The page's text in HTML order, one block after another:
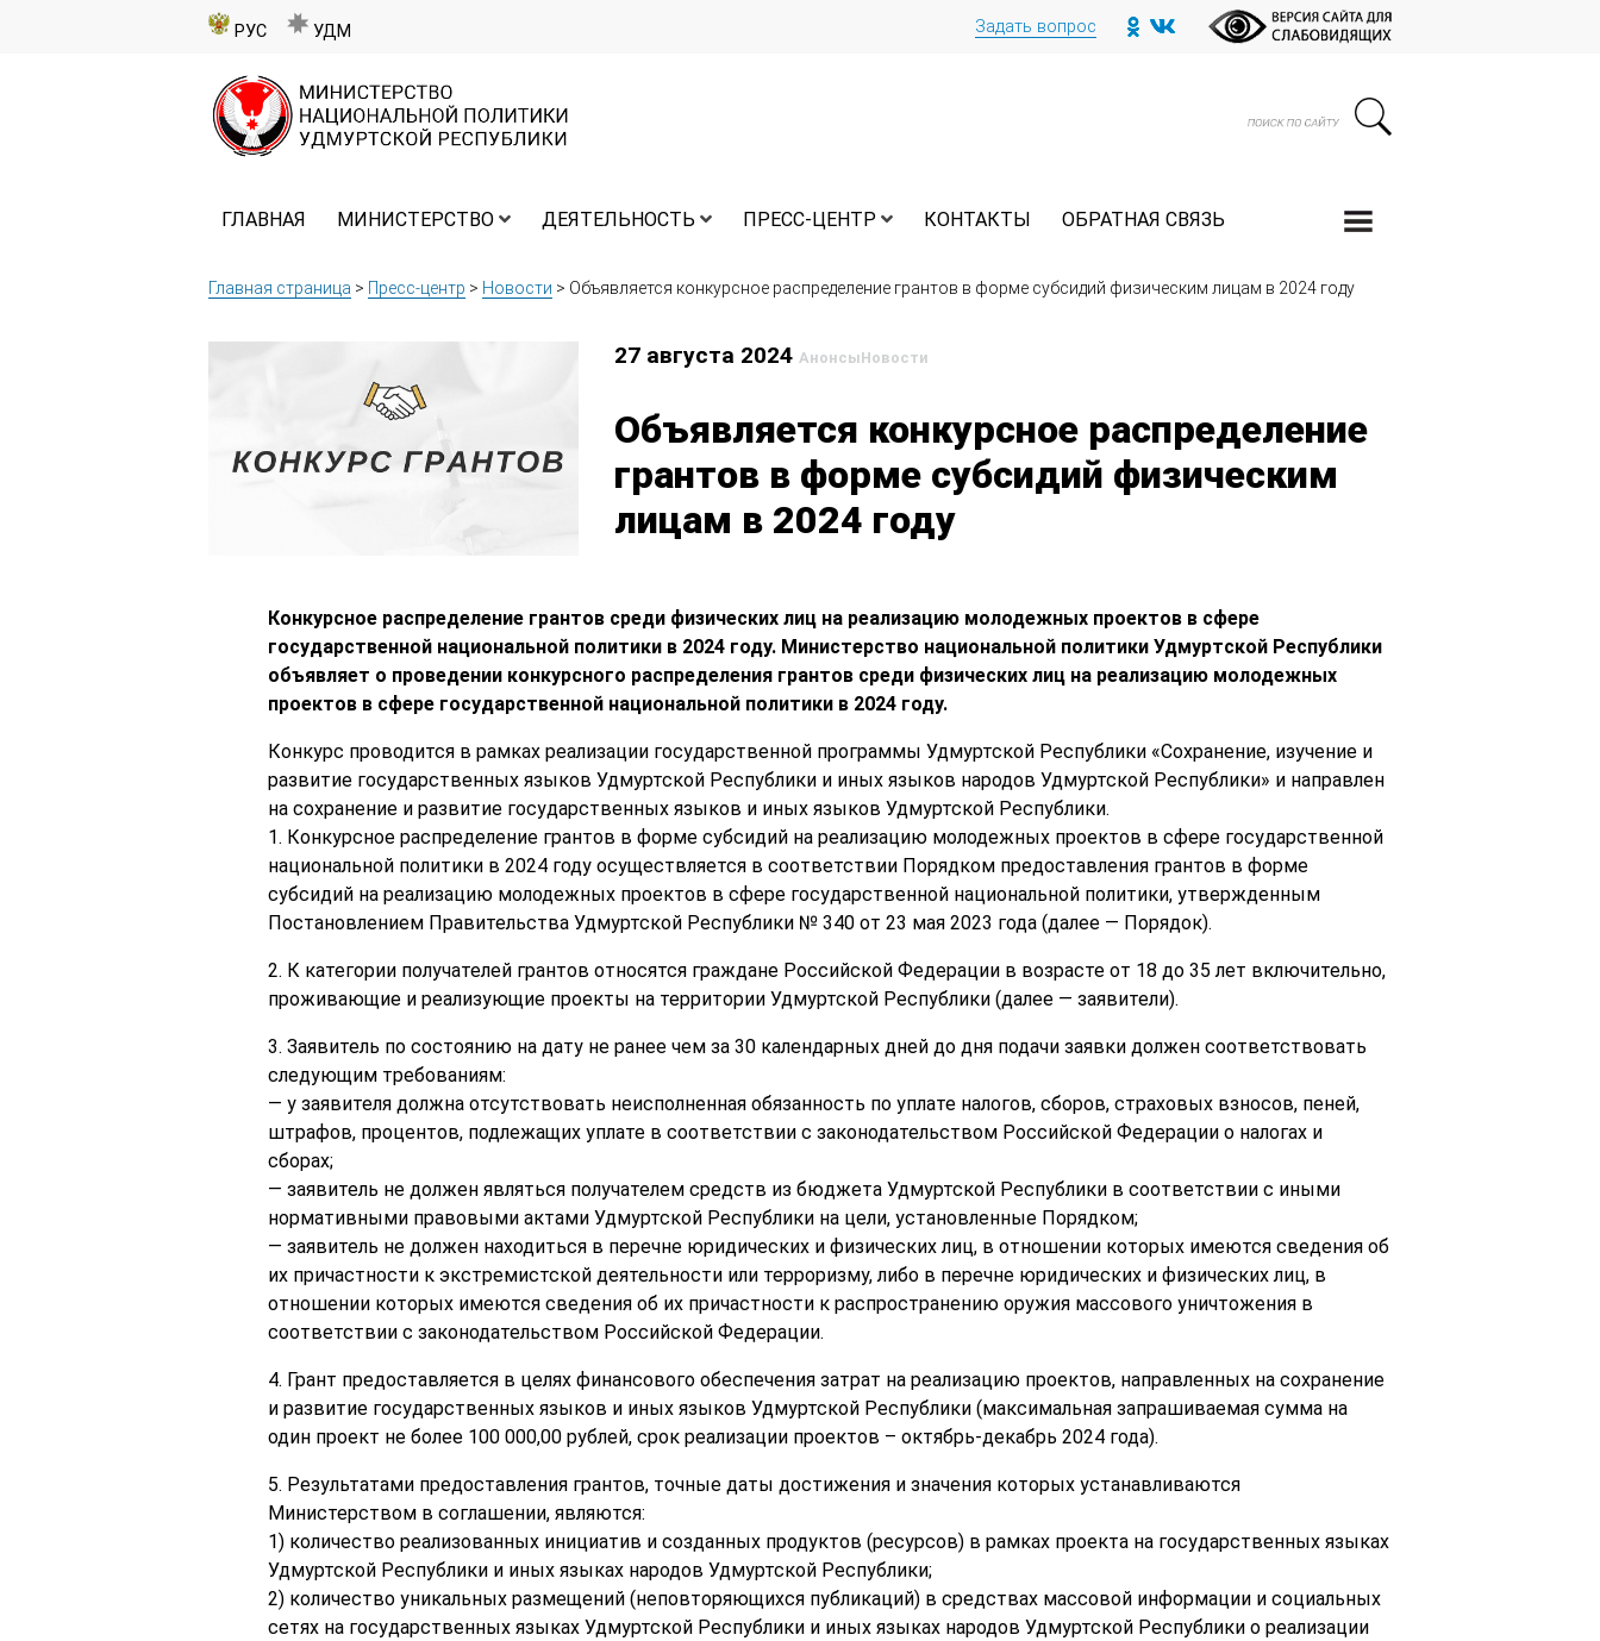
РУС УДМ Задать вопрос
ГЛАВНАЯ МИНИСТЕРСТВО ДЕЯТЕЛЬНОСТЬ ПРЕСС-ЦЕНТР КОНТАКТЫ ОБРАТНАЯ СВЯЗЬ
Главная страница > Пресс-центр > Новости > Объявляется конкурсное распределение грантов в форме субсидий физическим лицам в 2024 году
27 августа 2024АнонсыНовости
Объявляется конкурсное распределение
грантов в форме субсидий физическим
лицам в 2024 году
Конкурсное распределение грантов среди физических лиц на реализацию молодежных проектов в сфере
государственной национальной политики в 2024 году. Министерство национальной политики Удмуртской Республики
объявляет о проведении конкурсного распределения грантов среди физических лиц на реализацию молодежных
проектов в сфере государственной национальной политики в 2024 году.
Конкурс проводится в рамках реализации государственной программы Удмуртской Республики «Сохранение, изучение и
развитие государственных языков Удмуртской Республики и иных языков народов Удмуртской Республики» и направлен
на сохранение и развитие государственных языков и иных языков Удмуртской Республики.
1. Конкурсное распределение грантов в форме субсидий на реализацию молодежных проектов в сфере государственной
национальной политики в 2024 году осуществляется в соответствии Порядком предоставления грантов в форме
субсидий на реализацию молодежных проектов в сфере государственной национальной политики, утвержденным
Постановлением Правительства Удмуртской Республики № 340 от 23 мая 2023 года (далее — Порядок).
2. К категории получателей грантов относятся граждане Российской Федерации в возрасте от 18 до 35 лет включительно,
проживающие и реализующие проекты на территории Удмуртской Республики (далее — заявители).
3. Заявитель по состоянию на дату не ранее чем за 30 календарных дней до дня подачи заявки должен соответствовать
следующим требованиям:
— у заявителя должна отсутствовать неисполненная обязанность по уплате налогов, сборов, страховых взносов, пеней,
штрафов, процентов, подлежащих уплате в соответствии с законодательством Российской Федерации о налогах и
сборах;
— заявитель не должен являться получателем средств из бюджета Удмуртской Республики в соответствии с иными
нормативными правовыми актами Удмуртской Республики на цели, установленные Порядком;
— заявитель не должен находиться в перечне юридических и физических лиц, в отношении которых имеются сведения об
их причастности к экстремистской деятельности или терроризму, либо в перечне юридических и физических лиц, в
отношении которых имеются сведения об их причастности к распространению оружия массового уничтожения в
соответствии с законодательством Российской Федерации.
4. Грант предоставляется в целях финансового обеспечения затрат на реализацию проектов, направленных на сохранение
и развитие государственных языков и иных языков Удмуртской Республики (максимальная запрашиваемая сумма на
один проект не более 100 000,00 рублей, срок реализации проектов – октябрь-декабрь 2024 года).
5. Результатами предоставления грантов, точные даты достижения и значения которых устанавливаются
Министерством в соглашении, являются:
1) количество реализованных инициатив и созданных продуктов (ресурсов) в рамках проекта на государственных языках
Удмуртской Республики и иных языках народов Удмуртской Республики;
2) количество уникальных размещений (неповторяющихся публикаций) в средствах массовой информации и социальных
сетях на государственных языках Удмуртской Республики и иных языках народов Удмуртской Республики о реализации